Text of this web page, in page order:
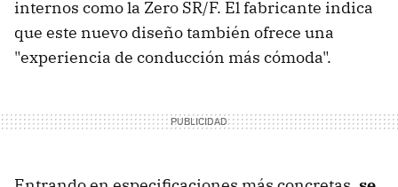
internos como la Zero SR/F. El fabricante indica
que este nuevo diseño también ofrece una
"experiencia de conducción más cómoda".